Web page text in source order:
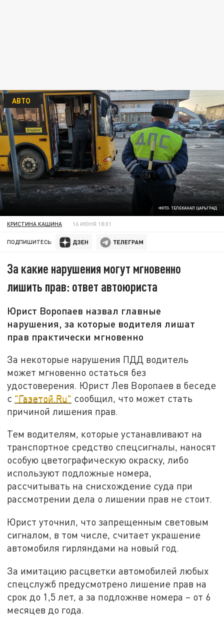
ФОТО: ТЕЛЕКАНАЛ ЦАРЬГРАД
АВТО
КРИСТИНА КАШИНА 16 ИЮНЯ 18:01
ПОДПИШИТЕСЬ:
За какие нарушения могут мгновенно
лишить прав: ответ автоюриста
Юрист Воропаев назвал главные
нарушения, за которые водителя лишат
прав практически мгновенно
За некоторые нарушения ПДД водитель
может мгновенно остаться без
удостоверения. Юрист Лев Воропаев в беседе
с "Газетой.Ru" сообщил, что может стать
причиной лишения прав.
Тем водителям, которые устанавливают на
транспортное средство спецсигналы, наносят
особую цветографическую окраску, либо
используют подложные номера,
рассчитывать на снисхождение суда при
рассмотрении дела о лишении прав не стоит.
Юрист уточнил, что запрещенным световым
сигналом, в том числе, считает украшение
автомобиля гирляндами на новый год.
За имитацию расцветки автомобилей любых
спецслужб предусмотрено лишение прав на
срок до 1,5 лет, а за подложнве номера – от 6
месяцев до года.